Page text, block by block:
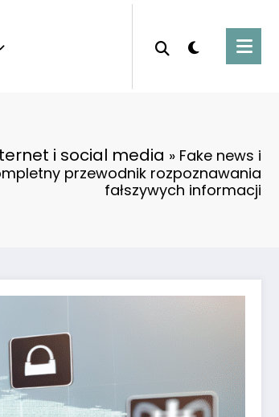
i social media » Fake news i
przewodnik rozpoznawania
fałszywych informacji